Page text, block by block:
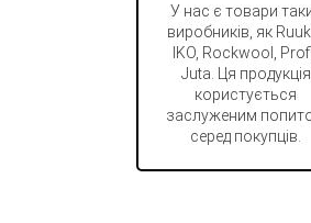
У нас є товари
виробників, як
IKO, Rockwool, Profil,
Juta. Ця продукція
користується
заслуженим
серед покупців.